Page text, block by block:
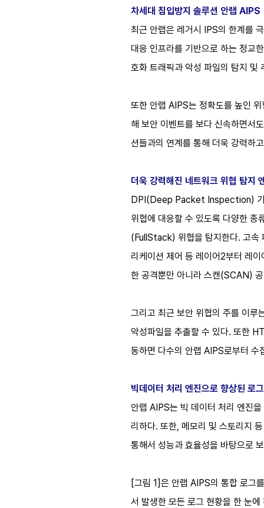
차세대 침입방지 솔루션 안랩 AIPS
최근 안랩은 레거시 IPS의 한계를
대응 인프라를 기반으로 하는 정교
호화 트래픽과 악성 파일의 탐지 및
또한 안랩 AIPS는 정확도를 높인
해 보안 이벤트를 보다 신속하면서
션들과의 연계를 통해 더욱 강력하
더욱 강력해진 네트워크 위협 탐지
DPI(Deep Packet Inspection) 기
위협에 대응할 수 있도록 다양한 종
(FullStack) 위협을 탐지한다. 고속
리케이션 제어 등 레이어2부터 레
한 공격뿐만 아니라 스캔(SCAN)
그리고 최근 보안 위협의 주를 이루
악성파일을 추출할 수 있다. 또한
동하면 다수의 안랩 AIPS로부터 수
빅데이터 처리 엔진으로 향상된 로
안랩 AIPS는 빅 데이터 처리 엔진
리하다. 또한, 메모리 및 스토리지
통해서 성능과 효율성을 바탕으로
[그림 1]은 안랩 AIPS의 통합 로그
서 발생한 모든 로그 현황을 한 눈